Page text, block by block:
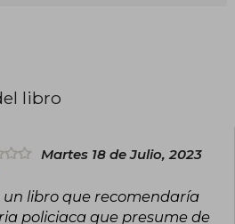
Premio Goncourt des Lycéens y el
caracteriza por giros ingeniosos,
complejas y la creación de
libro
Martes 18 de Julio, 2023
un libro que recomendaría
policiaca que presume de